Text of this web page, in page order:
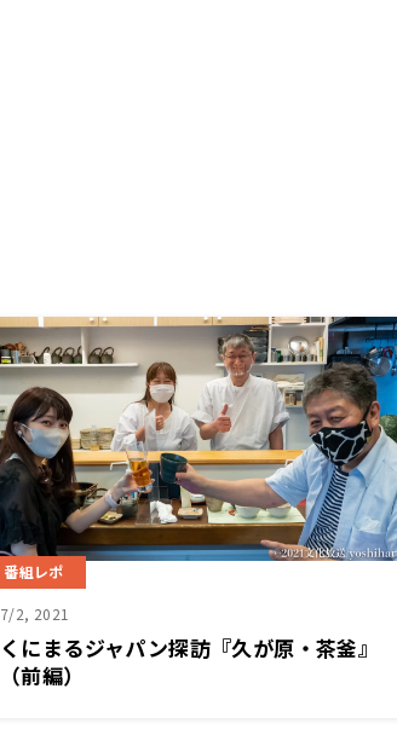
番組レポ
7/2, 2021
くにまるジャパン探訪『久が原・茶釜』
（前編）